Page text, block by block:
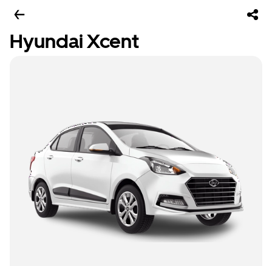
Hyundai Xcent